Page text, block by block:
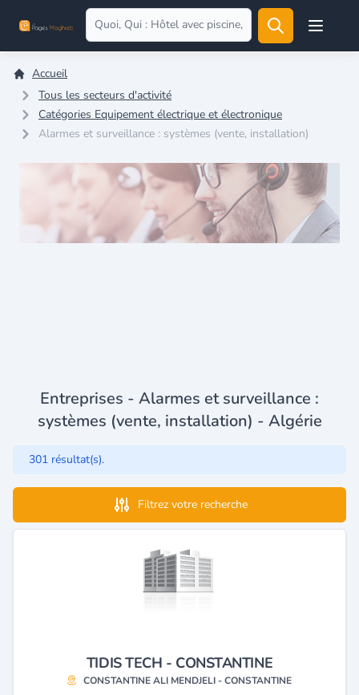
Open
Accueil
Tous les secteurs d'activité
Catégories Equipement électrique et électronique
Alarmes et surveillance : systèmes (vente, installation)
Entreprises - Alarmes et surveillance :
systèmes (vente, installation) - Algérie
301 résultat(s).
Filtrez votre recherche
TIDIS TECH - CONSTANTINE
CONSTANTINE ALI MENDJELI - CONSTANTINE